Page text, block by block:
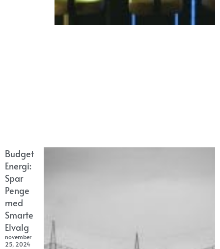
Budget
Energi:
Spar
Penge
med
Smarte
Elvalg
november
25, 2024